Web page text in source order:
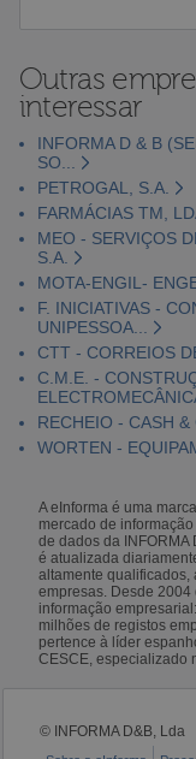
Outras
interessar
INFORMA D & B
SO...
PETROGAL, S.A.
FARMÁCIAS TM,
MEO - SERVIÇOS
S.A.
MOTA-ENGIL-
F. INICIATIVAS -
UNIPESSOA...
CTT - CORREIOS
C.M.E. -
RECHEIO - CASH &
WORTEN -
A eInforma é uma
mercado de
de dados da INFORMA
é atualizada
altamente qualificados,
empresas. Desde
informação
milhões de registos
pertence à líder
CESCE, especializado
© INFORMA D&B, Lda